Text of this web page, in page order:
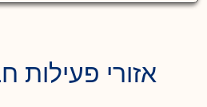
אזורי פעילות